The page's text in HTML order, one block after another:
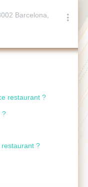
Barcelona,
restaurant ?
?
?